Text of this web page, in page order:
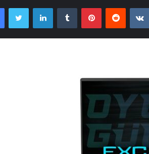
FacebookTwitter LinkedInTumblr PinterestReddit